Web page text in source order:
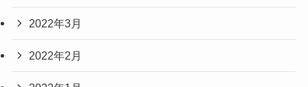
2022年3月
2022年2月